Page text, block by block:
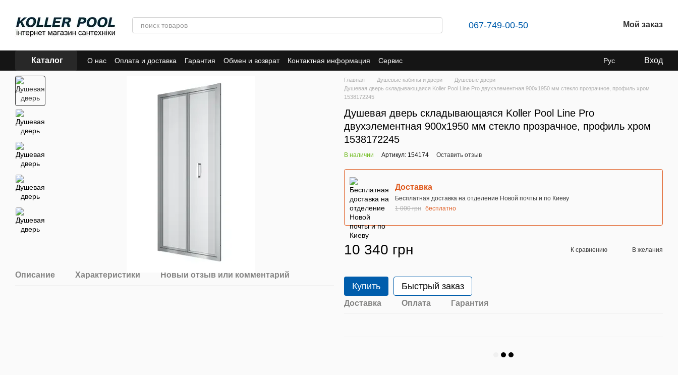
067-749-00-50 Мой заказ
Каталог О нас Оплата и доставка Гарантия Обмен и возврат Контактная информация Сервис Рус Вход
Описание Характеристики Новый отзыв или комментарий
Главная Душевые кабины и двери
Душевые двери
Душевая дверь складывающаяся Koller Pool Line Pro двухэлементная 900x1950 мм стекло прозрачное, профиль хром
1538172245
Душевая дверь складывающаяся Koller Pool Line Pro
двухэлементная 900x1950 мм стекло прозрачное, профиль хром
1538172245
В наличии Артикул: 154174 Оставить отзыв
Доставка
Бесплатная доставка на отделение Новой почты и по Киеву
1 000 грн бесплатно
10 340 грн К сравнению В желания
Купить Быстрый заказ
Доставка Оплата Гарантия